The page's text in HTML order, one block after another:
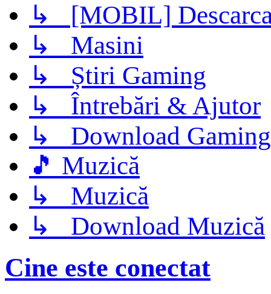
↳ [MOBIL]
↳ Masini
↳ Știri Gaming
↳ Întrebări & Ajutor
↳ Download Gaming
🎵 Muzică
↳ Muzică
↳ Download Muzică
Cine este conectat